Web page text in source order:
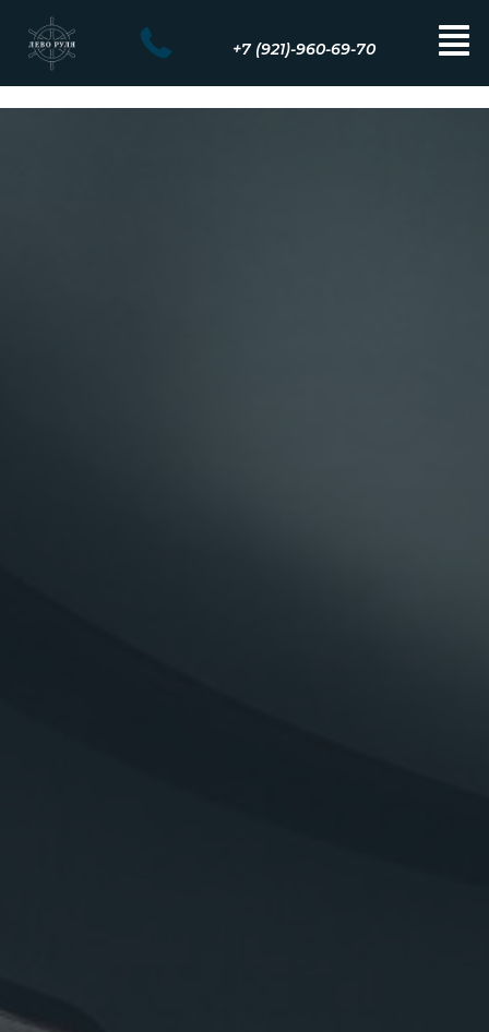
+7 (921)-960-69-70